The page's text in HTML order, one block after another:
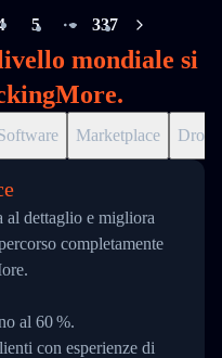
5
More pages
337
mondiale si
Marketplace
al dettaglio e migliora
completamente
al 60 %.
con esperienze di